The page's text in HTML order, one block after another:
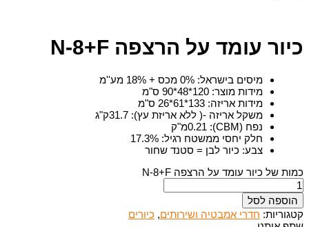
כיור עומד על הרצפה N-8+F
מיסים בישראל: 0% מכס + 18% מע''מ
מידות מוצר: 120*48*90 ס"מ
מידות אריזה: 133*61*26 ס"מ
משקל אריזה -( ללא אריזת עץ): 31.7ק"ג
נפח (CBM)
: 0.21מ"ק
חלק יחסי ממשטח רגיל:
17.3%
צבע: כיור לבן = סטנד שחור
כמות של כיור עומד על הרצפה N-8+F
הוספה לסל
קטגוריות: חדרי אמבטיה ושירותים, כיורים